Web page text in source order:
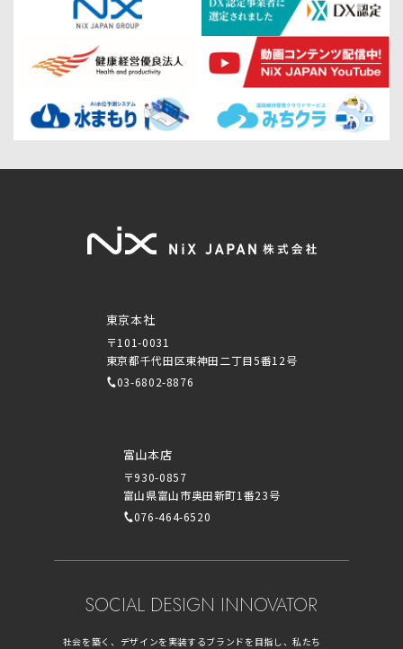
東京本社
〒101-0031
東京都千代田区東神田二丁目5番12号
03-6802-8876
富山本店
〒930-0857
富山県富山市奥田新町1番23号
076-464-6520
SOCIAL DESIGN INNOVATOR
社会を築く、デザインを実装するブランドを目指し、私たち